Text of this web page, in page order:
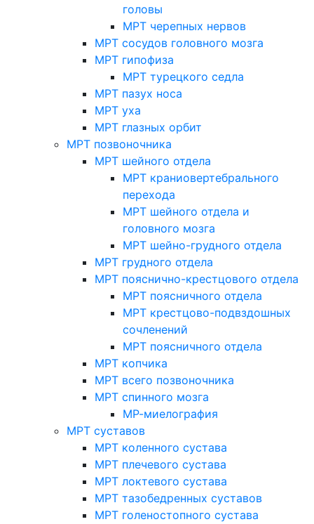
головы
МРТ черепных нервов
МРТ сосудов головного мозга
МРТ гипофиза
МРТ турецкого седла
МРТ пазух носа
МРТ уха
МРТ глазных орбит
МРТ позвоночника
МРТ шейного отдела
МРТ краниовертебрального
перехода
МРТ шейного отдела и
головного мозга
МРТ шейно-грудного отдела
МРТ грудного отдела
МРТ пояснично-крестцового отдела
МРТ поясничного отдела
МРТ крестцово-подвздошных
сочленений
МРТ поясничного отдела
МРТ копчика
МРТ всего позвоночника
МРТ спинного мозга
МР-миелография
МРТ суставов
МРТ коленного сустава
МРТ плечевого сустава
МРТ локтевого сустава
МРТ тазобедренных суставов
МРТ голеностопного сустава